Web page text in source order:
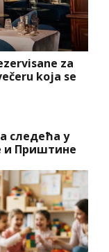
za
koja se
следећа у
и Приштине